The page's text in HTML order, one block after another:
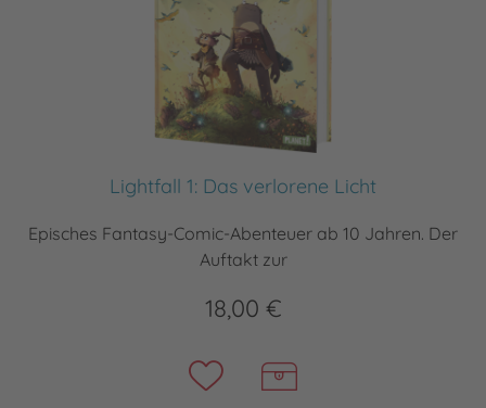
Lightfall 1: Das verlorene Licht
Episches Fantasy-Comic-Abenteuer ab 10 Jahren. Der
Auftakt zur
18,00 €